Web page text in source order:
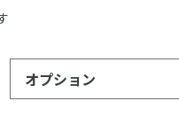
オプション